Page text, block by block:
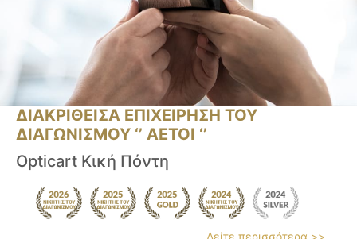
ΔΙΑΚΡΙΘΕΙΣΑ ΕΠΙΧΕΙΡΗΣΗ ΤΟΥ
ΔΙΑΓΩΝΙΣΜΟΥ ‘’ ΑΕΤΟΙ ‘’
Opticart Κική Πόντη
Δείτε περισσότερα >>